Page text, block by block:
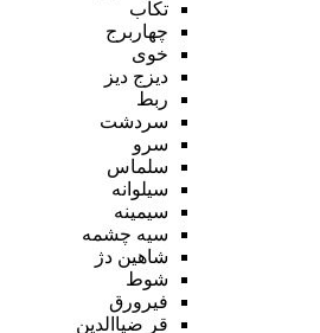
تکاب
چهاربرج
خوی
دیزج دیز
ربط
سردشت
سرو
سلماس
سیلوانه
سیمینه
سیه چشمه
شاهین دژ
شوط
فیرورق
قر ضیاالدین